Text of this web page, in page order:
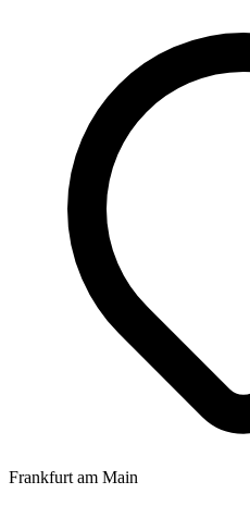
Frankfurt am Main